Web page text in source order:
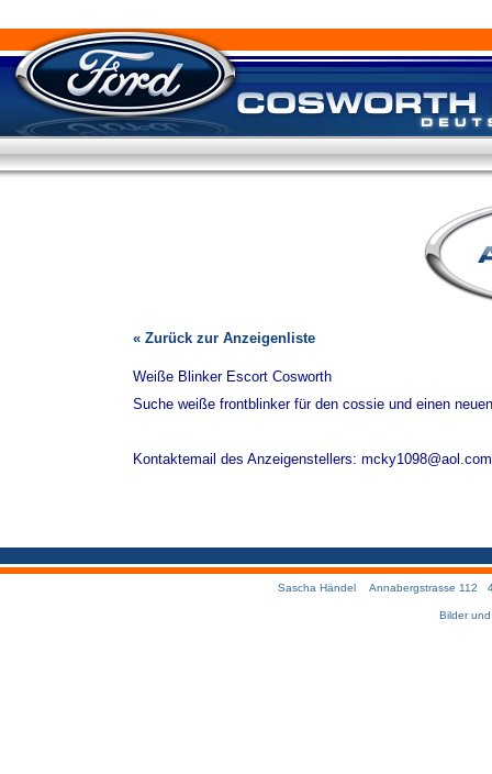
« Zurück zur Anzeigenliste
Weiße Blinker Escort Cosworth
Suche weiße frontblinker für den cossie und einen
Kontaktemail des Anzeigenstellers: mcky1098@aol.com
Sascha Händel Annabergstrasse 112
Bilder